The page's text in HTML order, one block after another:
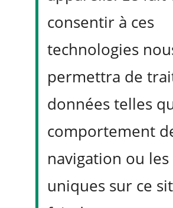
consentir à ces
technologies
permettra de
données telles
comportement
navigation ou les
uniques sur ce
« Nous mettrons en
place un tracking
trimestriel des gains
réels mesurés versus
projetés. À 6 mois,
présenterons les